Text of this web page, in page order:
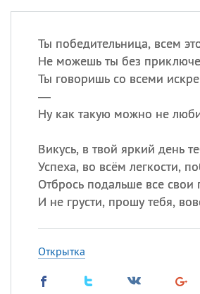
Ты победительница, всем
Не можешь ты без
Ты говоришь со всеми
—
Ну как такую можно не
Викусь, в твой яркий день
Успеха, во всём легкости,
Отбрось подальше все свои
И не грусти, прошу тебя,
Открытка